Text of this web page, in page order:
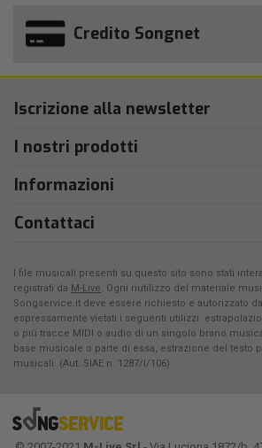
Credito Songnet
Iscrizione alla newsletter
I nostri prodotti
Informazioni
Contattaci
I file musicali presenti su questo sito sono stati
registrati da M-Live. Ogni riutilizzo del materiale
Songservice.it deve essere richiesto e autorizzato da
espressamente vietati i seguenti utilizzi:
o più tracce MIDI o audio di un singolo brano
base musicale o parte di essa, estrazione del testo
musicali. (Aut. SIAE n. 1287/I/106)